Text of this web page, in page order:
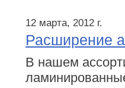
12 марта, 2012 г.
Расширение
В нашем